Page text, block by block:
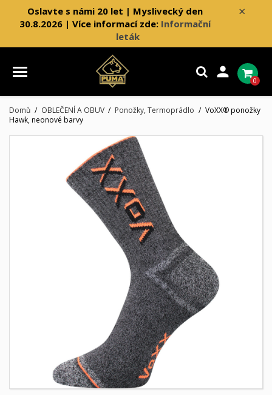
×
Oslavte s námi 20 let | Myslivecký den
30.8.2026 | Více informací zde: Informační
leták

0
Domů OBLEČENÍ A OBUV Ponožky, Termoprádlo
VoXX® ponožky
Hawk, neonové barvy